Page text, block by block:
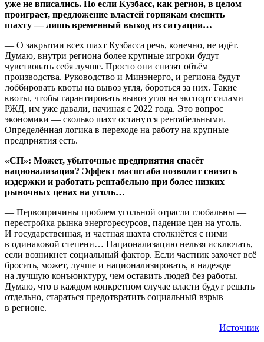
уже не вписались. Но если Кузбасс, как регион, в целом
проиграет, предложение властей горнякам сменить
шахту — лишь временный выход из ситуации…
— О закрытии всех шахт Кузбасса речь, конечно, не идёт.
Думаю, внутри региона более крупные игроки будут
чувствовать себя лучше. Просто они снизят объём
производства. Руководство и Минэнерго, и региона будут
лоббировать квоты на вывоз угля, бороться за них. Такие
квоты, чтобы гарантировать вывоз угля на экспорт силами
РЖД, им уже давали, начиная с 2022 года. Это вопрос
экономики — сколько шахт останутся рентабельными.
Определённая логика в переходе на работу на крупные
предприятия есть.
«СП»: Может, убыточные предприятия спасёт
национализация? Эффект масштаба позволит снизить
издержки и работать рентабельно при более низких
рыночных ценах на уголь…
— Первопричины проблем угольной отрасли глобальны —
перестройка рынка энергоресурсов, падение цен на уголь.
И государственная, и частная шахта столкнётся с ними
в одинаковой степени… Национализацию нельзя исключать,
если возникнет социальный фактор. Если частник захочет всё
бросить, может, лучше и национализировать, в надежде
на лучшую конъюнктуру, чем оставить людей без работы.
Думаю, что в каждом конкретном случае власти будут решать
отдельно, стараться предотвратить социальный взрыв
в регионе.
Источник